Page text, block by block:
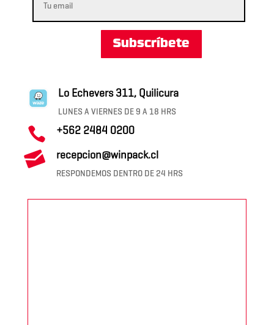
Subscríbete
Lo Echevers 311, Quilicura
LUNES A VIERNES DE 9 A 18 HRS
 +562 2484 0200
 recepcion@winpack.cl
RESPONDEMOS DENTRO DE 24 HRS